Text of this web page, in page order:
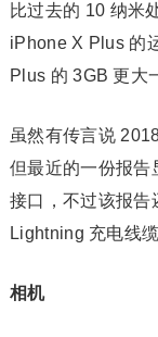
比过去的 10 纳米
iPhone X Plus 的
Plus 的 3GB 更大
虽然有传言说
但最近的一份报告
接口，不过该报告
Lightning 充电线
相机